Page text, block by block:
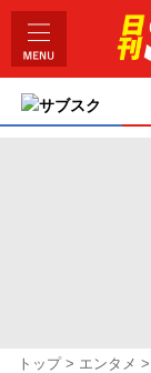
サブスク
トップ エンタメ